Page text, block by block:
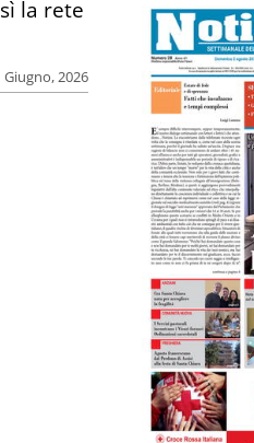
2026
la rete